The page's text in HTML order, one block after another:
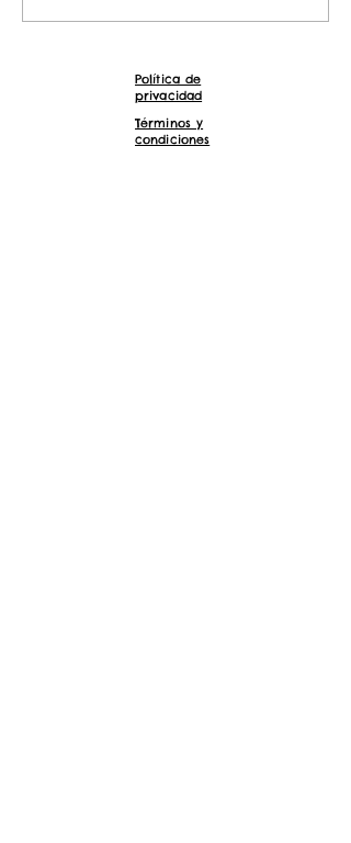
Política de
privacidad
Términos y
condiciones